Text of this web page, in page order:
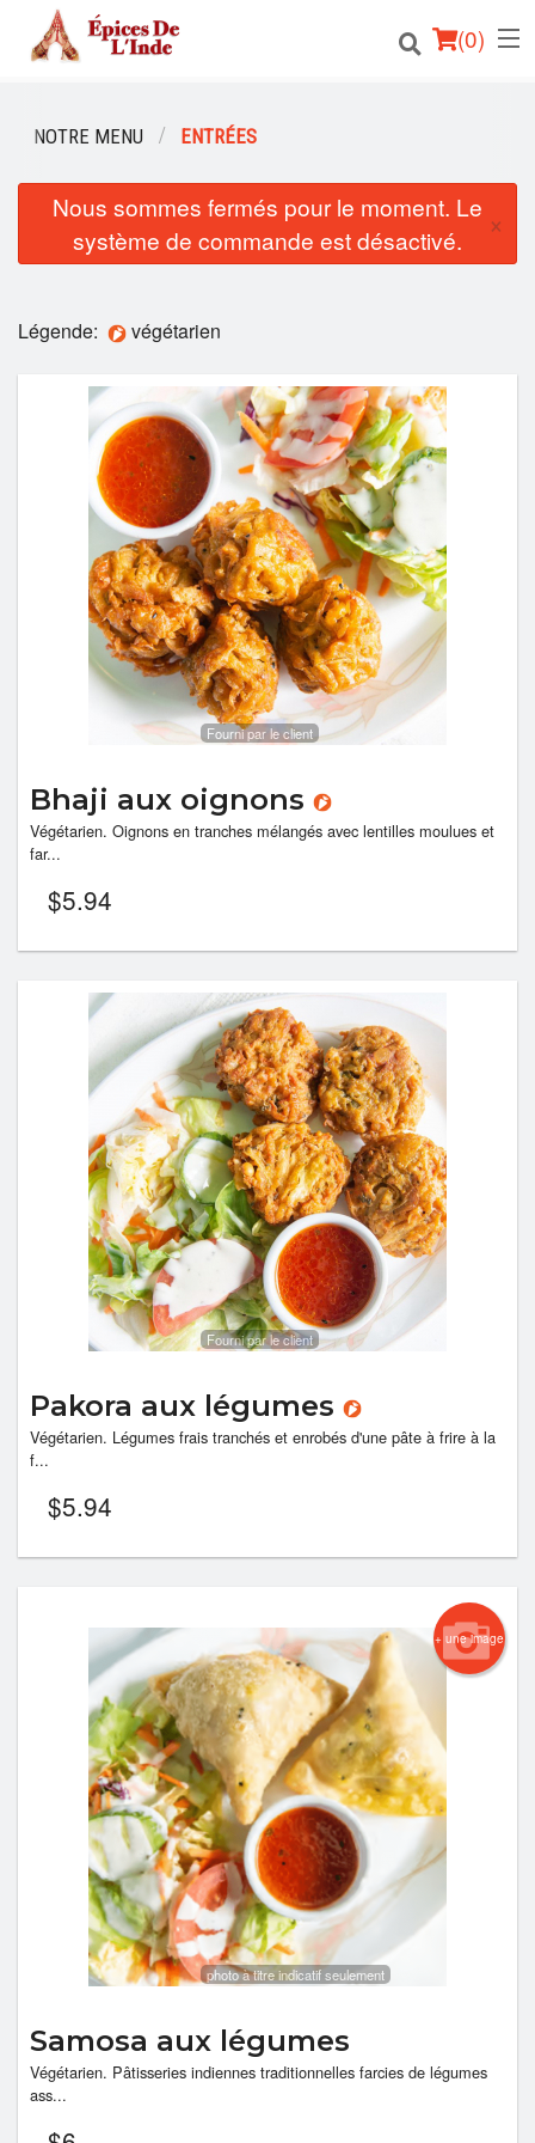
(0)
Commander en ligne
Emplacement
Inscription
Panier (0)
Rechercher
NOTRE MENU ENTRÉES
Nous sommes fermés pour le moment. Le
système de commande est désactivé.
×
Légende: végétarien
Fourni par le client
Bhaji aux oignons
Végétarien. Oignons en tranches mélangés avec lentilles moulues et
far...
$5.94
Fourni par le client
Pakora aux légumes
Végétarien. Légumes frais tranchés et enrobés d'une pâte à frire à la
f...
$5.94
+ une image
photo à titre indicatif seulement
Samosa aux légumes
Végétarien. Pâtisseries indiennes traditionnelles farcies de légumes
ass...